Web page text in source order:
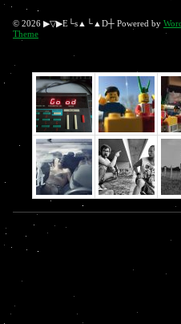
© 2026 ▶▽▶E└s▲└▲D┼ Powered by
Theme